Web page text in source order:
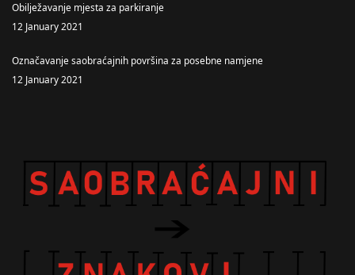
Obilježavanje mjesta za parkiranje
12 January 2021
Označavanje saobraćajnih površina za posebne namjene
12 January 2021